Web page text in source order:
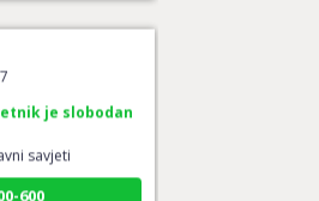
savjeti
600